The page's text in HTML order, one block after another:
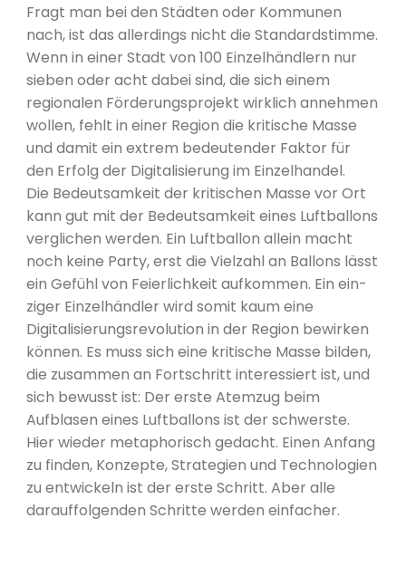
Fragt man bei den Städten oder Kommunen
nach, ist das allerdings nicht die Standardstimme.
Wenn in einer Stadt von 100 Einzelhändlern nur
sieben oder acht dabei sind, die sich einem
regionalen Förderungsprojekt wirklich annehmen
wollen, fehlt in einer Region die kritische Masse
und damit ein extrem bedeutender Faktor für
den Erfolg der Digitalisierung im Einzelhandel.
Die Bedeutsamkeit der kritischen Masse vor Ort
kann gut mit der Bedeutsamkeit eines Luftballons
verglichen werden. Ein Luftballon allein macht
noch keine Party, erst die Vielzahl an Ballons lässt
ein Gefühl von Feierlichkeit aufkommen. Ein ein-
ziger Einzelhändler wird somit kaum eine
Digitalisierungsrevolution in der Region bewirken
können. Es muss sich eine kritische Masse bilden,
die zusammen an Fortschritt interessiert ist, und
sich bewusst ist: Der erste Atemzug beim
Aufblasen eines Luftballons ist der schwerste.
Hier wieder metaphorisch gedacht. Einen Anfang
zu finden, Konzepte, Strategien und Technologien
zu entwickeln ist der erste Schritt. Aber alle
darauffolgenden Schritte werden einfacher.